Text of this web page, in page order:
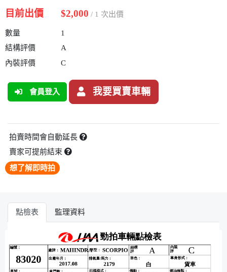
目前出價 $2,000 / 1 次出價
數量
1
結構評價
A
內裝評價
C
會員登入 我要買賣車輛
拍賣時間會自動延長
賣家可提前結束
想了解即時拍
點檢表 監理資料